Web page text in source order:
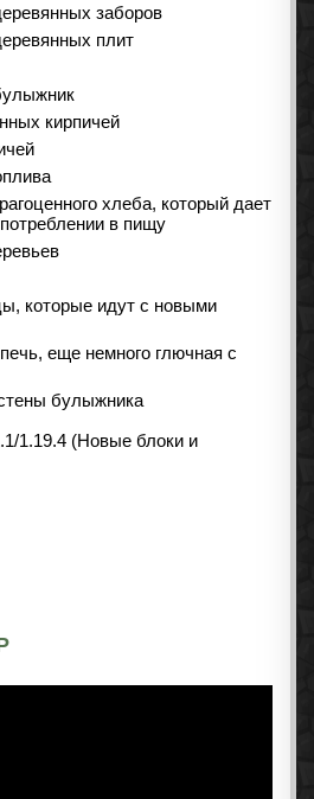
заборов
плит
кирпичей
хлеба, который дает
в пищу
которые идут с новыми
еще немного глючная с
булыжника